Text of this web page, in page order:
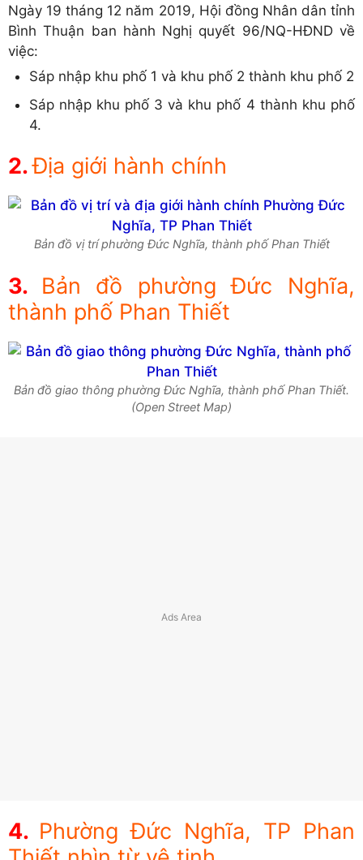
Ngày 19 tháng 12 năm 2019, Hội đồng Nhân dân tỉnh
Bình Thuận ban hành Nghị quyết 96/NQ-HĐND về
việc:
Sáp nhập khu phố 1 và khu phố 2 thành khu phố 2
Sáp nhập khu phố 3 và khu phố 4 thành khu phố
4.
Địa giới hành chính
Bản đồ vị trí phường Đức Nghĩa, thành phố Phan Thiết
Bản đồ phường Đức Nghĩa,
thành phố Phan Thiết
Bản đồ giao thông phường Đức Nghĩa, thành phố Phan Thiết.
(Open Street Map)
Phường Đức Nghĩa, TP Phan